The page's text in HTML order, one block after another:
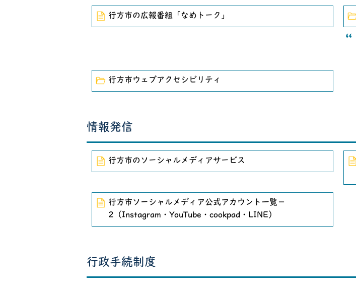
行方市の広報番組「なめトーク」
行方市ウェブアクセシビリティ
情報発信
行方市のソーシャルメディアサービス
行方市ソーシャルメディア公式アカウント一覧－
2（Instagram・YouTube・cookpad・LINE）
行政手続制度